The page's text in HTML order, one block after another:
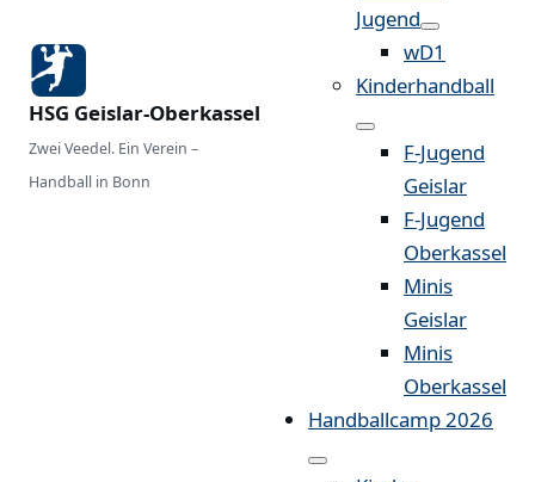
HSG Geislar-Oberkassel
Zwei Veedel. Ein Verein –
Handball in Bonn
Jugend
wD1
Kinderhandball
F-Jugend
Geislar
F-Jugend
Oberkassel
Minis
Geislar
Minis
Oberkassel
Handballcamp 2026